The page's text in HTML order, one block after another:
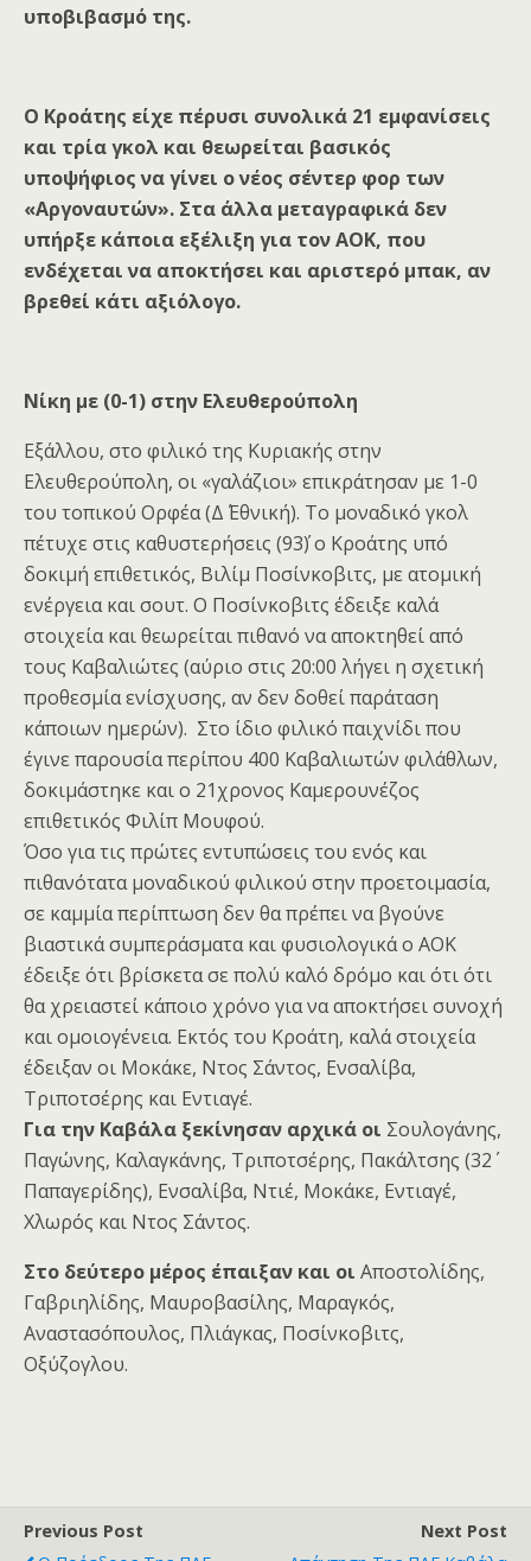
υποβιβασμό της.
Ο Κροάτης είχε πέρυσι συνολικά 21 εμφανίσεις
και τρία γκολ και θεωρείται βασικός
υποψήφιος να γίνει ο νέος σέντερ φορ των
«Αργοναυτών». Στα άλλα μεταγραφικά δεν
υπήρξε κάποια εξέλιξη για τον ΑΟΚ, που
ενδέχεται να αποκτήσει και αριστερό μπακ, αν
βρεθεί κάτι αξιόλογο.
Νίκη με (0-1) στην Ελευθερούπολη
Εξάλλου, στο φιλικό της Κυριακής στην
Ελευθερούπολη, οι «γαλάζιοι» επικράτησαν με 1-0
του τοπικού Ορφέα (Δ΄ Εθνική). Το μοναδικό γκολ
πέτυχε στις καθυστερήσεις (93΄) ο Κροάτης υπό
δοκιμή επιθετικός, Βιλίμ Ποσίνκοβιτς, με ατομική
ενέργεια και σουτ. Ο Ποσίνκοβιτς έδειξε καλά
στοιχεία και θεωρείται πιθανό να αποκτηθεί από
τους Καβαλιώτες (αύριο στις 20:00 λήγει η σχετική
προθεσμία ενίσχυσης, αν δεν δοθεί παράταση
κάποιων ημερών). Στο ίδιο φιλικό παιχνίδι που
έγινε παρουσία περίπου 400 Καβαλιωτών φιλάθλων,
δοκιμάστηκε και ο 21χρονος Καμερουνέζος
επιθετικός Φιλίπ Μουφού.
Όσο για τις πρώτες εντυπώσεις του ενός και
πιθανότατα μοναδικού φιλικού στην προετοιμασία,
σε καμμία περίπτωση δεν θα πρέπει να βγούνε
βιαστικά συμπεράσματα και φυσιολογικά ο ΑΟΚ
έδειξε ότι βρίσκετα σε πολύ καλό δρόμο και ότι ότι
θα χρειαστεί κάποιο χρόνο για να αποκτήσει συνοχή
και ομοιογένεια. Εκτός του Κροάτη, καλά στοιχεία
έδειξαν οι Μοκάκε, Ντος Σάντος, Ενσαλίβα,
Τριποτσέρης και Εντιαγέ.
Για την Καβάλα ξεκίνησαν αρχικά οι Σουλογάνης,
Παγώνης, Καλαγκάνης, Τριποτσέρης, Πακάλτσης (32΄
Παπαγερίδης), Ενσαλίβα, Ντιέ, Μοκάκε, Εντιαγέ,
Χλωρός και Ντος Σάντος.
Στο δεύτερο μέρος έπαιξαν και οι Αποστολίδης,
Γαβριηλίδης, Μαυροβασίλης, Μαραγκός,
Αναστασόπουλος, Πλιάγκας, Ποσίνκοβιτς,
Οξύζογλου.
Previous Post
Next Post